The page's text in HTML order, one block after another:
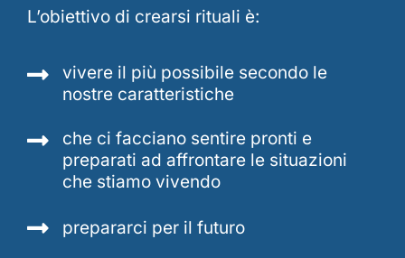
L’obiettivo di crearsi rituali è:
vivere il più possibile secondo le
nostre caratteristiche
che ci facciano sentire pronti e
preparati ad affrontare le situazioni
che stiamo vivendo
prepararci per il futuro